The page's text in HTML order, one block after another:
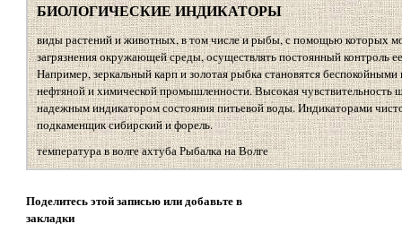
БИОЛОГИЧЕСКИЕ ИНДИКАТОРЫ
виды растений и животных, в том числе и рыбы, с помощью которых
загрязнения окружающей среды, осуществлять постоянный контроль
Например, зеркальный карп и золотая рыбка становятся беспокойными
нефтяной и химической промышленности. Высокая чувствительность
надежным индикатором состояния питьевой воды. Индикаторами
подкаменщик сибирский и форель.
температура в волге ахтуба Рыбалка на Волге
Поделитесь этой записью или добавьте в
закладки